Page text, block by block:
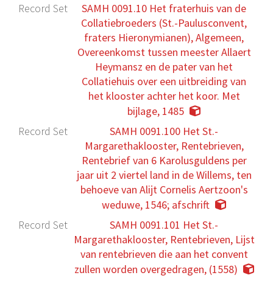
Record Set
SAMH 0091.10 Het fraterhuis van de
Collatiebroeders (St.-Paulusconvent,
fraters Hieronymianen), Algemeen,
Overeenkomst tussen meester Allaert
Heymansz en de pater van het
Collatiehuis over een uitbreiding van
het klooster achter het koor. Met
bijlage, 1485
Record Set
SAMH 0091.100 Het St.-
Margarethaklooster, Rentebrieven,
Rentebrief van 6 Karolusguldens per
jaar uit 2 viertel land in de Willems, ten
behoeve van Alijt Cornelis Aertzoon's
weduwe, 1546; afschrift
Record Set
SAMH 0091.101 Het St.-
Margarethaklooster, Rentebrieven, Lijst
van rentebrieven die aan het convent
zullen worden overgedragen, (1558)